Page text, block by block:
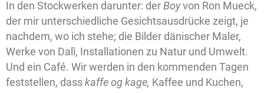
In den Stockwerken darunter: derBoyvon Ron Mueck,
der mir unterschiedliche Gesichtsausdrücke zeigt, je
nachdem, wo ich stehe; die Bilder dänischer Maler,
Werke von Dalì, Installationen zu Natur und Umwelt.
Und ein Café. Wir werden in den kommenden Tagen
feststellen, dasskaffe og kage, Kaffee und Kuchen,